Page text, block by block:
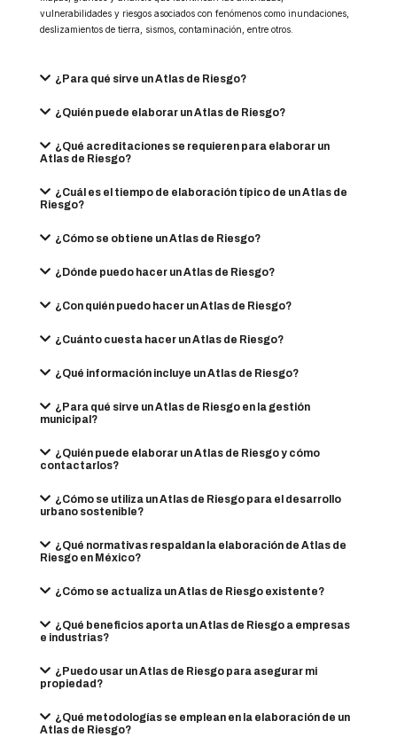
vulnerabilidades y riesgos asociados con fenómenos como inundaciones,
deslizamientos de tierra, sismos, contaminación, entre otros.
¿Para qué sirve un Atlas de Riesgo?
¿Quién puede elaborar un Atlas de Riesgo?
¿Qué acreditaciones se requieren para elaborar un
Atlas de Riesgo?
¿Cuál es el tiempo de elaboración típico de un Atlas de
Riesgo?
¿Cómo se obtiene un Atlas de Riesgo?
¿Dónde puedo hacer un Atlas de Riesgo?
¿Con quién puedo hacer un Atlas de Riesgo?
¿Cuánto cuesta hacer un Atlas de Riesgo?
¿Qué información incluye un Atlas de Riesgo?
¿Para qué sirve un Atlas de Riesgo en la gestión
municipal?
¿Quién puede elaborar un Atlas de Riesgo y cómo
contactarlos?
¿Cómo se utiliza un Atlas de Riesgo para el desarrollo
urbano sostenible?
¿Qué normativas respaldan la elaboración de Atlas de
Riesgo en México?
¿Cómo se actualiza un Atlas de Riesgo existente?
¿Qué beneficios aporta un Atlas de Riesgo a empresas
e industrias?
¿Puedo usar un Atlas de Riesgo para asegurar mi
propiedad?
¿Qué metodologías se emplean en la elaboración de un
Atlas de Riesgo?